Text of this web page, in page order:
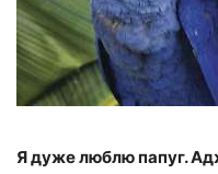
Я дуже люблю папуг.